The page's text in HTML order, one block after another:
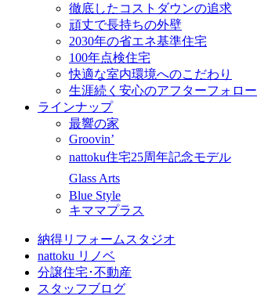
徹底したコストダウンの追求
頑丈で長持ちの外壁
2030年の省エネ基準住宅
100年点検住宅
快適な室内環境へのこだわり
生涯続く安心のアフターフォロー
ラインナップ
最響の家
Groovin’
nattoku住宅25周年記念モデル
Glass Arts
Blue Style
キママプラス
納得リフォームスタジオ
nattoku リノベ
分譲住宅･不動産
スタッフブログ